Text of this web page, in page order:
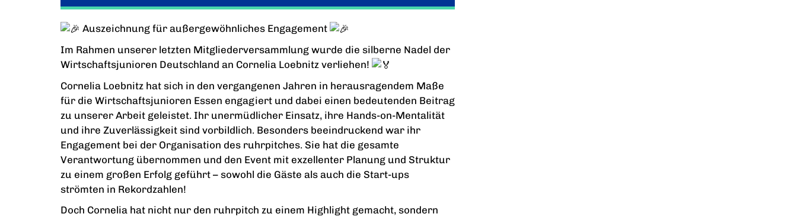
Auszeichnung für außergewöhnliches Engagement
Im Rahmen unserer letzten Mitgliederversammlung wurde die silberne Nadel der
Wirtschaftsjunioren Deutschland an Cornelia Loebnitz verliehen!
Cornelia Loebnitz hat sich in den vergangenen Jahren in herausragendem Maße
für die Wirtschaftsjunioren Essen engagiert und dabei einen bedeutenden Beitrag
zu unserer Arbeit geleistet. Ihr unermüdlicher Einsatz, ihre Hands-on-Mentalität
und ihre Zuverlässigkeit sind vorbildlich. Besonders beeindruckend war ihr
Engagement bei der Organisation des ruhrpitches. Sie hat die gesamte
Verantwortung übernommen und den Event mit exzellenter Planung und Struktur
zu einem großen Erfolg geführt – sowohl die Gäste als auch die Start-ups
strömten in Rekordzahlen!
Doch Cornelia hat nicht nur den ruhrpitch zu einem Highlight gemacht, sondern